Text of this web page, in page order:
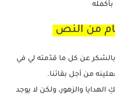
بأكمله
من النص
بالشكر عن كل ما قدّمته لي في
من أجل بقائنا.
والزهور، ولكن لا يوجد